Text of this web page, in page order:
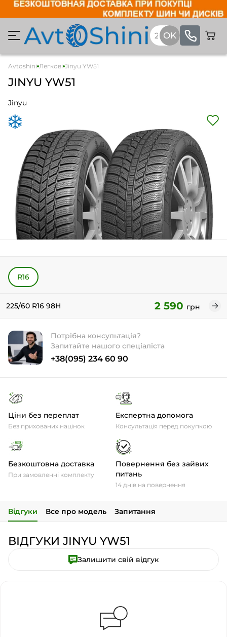
Avtoshini Легкові Jinyu YW51
JINYU YW51
Jinyu
R16
225/60 R16 98H 2 590 грн
Потрібна консультація?
Запитайте нашого спеціаліста
+38(095) 234 60 90
Ціни без переплат
Без прихованих націнок
Експертна допомога
Консультація перед покупкою
Безкоштовна доставка
При замовленні комплекту
Повернення без зайвих
питань
14 днів на повернення
Відгуки Все про модель Запитання
ВІДГУКИ JINYU YW51
Залишити свій відгук